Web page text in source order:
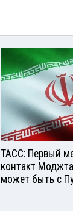
ТАСС: Первый
контакт
может быть с